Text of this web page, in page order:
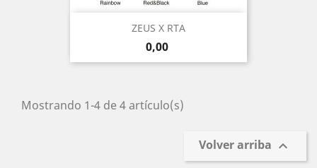
ZEUS X RTA
Precio
0,00
Mostrando 1-4 de 4 artículo(s)
Volver arriba 